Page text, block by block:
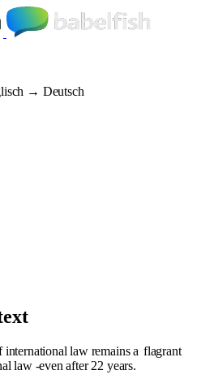
→ Deutsch
law remains a flagrant
law -even after 22 years.